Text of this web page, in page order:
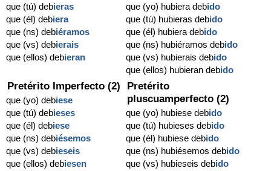
que (tú) debieras
que (él) debiera
que (ns) debiéramos
que (vs) debierais
que (ellos) debieran
que (yo) hubiera debido
que (tú) hubieras debido
que (él) hubiera debido
que (ns) hubiéramos debido
que (vs) hubierais debido
que (ellos) hubieran debido
Pretérito Imperfecto (2)
que (yo) debiese
que (tú) debieses
que (él) debiese
que (ns) debiésemos
que (vs) debieseis
que (ellos) debiesen
Pretérito
pluscuamperfecto (2)
que (yo) hubiese debido
que (tú) hubieses debido
que (él) hubiese debido
que (ns) hubiésemos debido
que (vs) hubieseis debido